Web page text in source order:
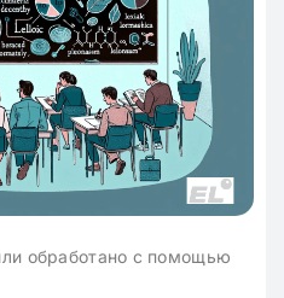
обработано с помощью